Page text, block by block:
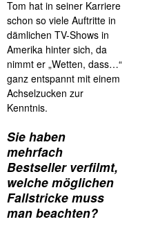
Tom hat in seiner Karriere
schon so viele Auftritte in
dämlichen TV-Shows in
Amerika hinter sich, da
nimmt er „Wetten, dass…“
ganz entspannt mit einem
Achselzucken zur
Kenntnis.
Sie haben
mehrfach
Bestseller verfilmt,
welche möglichen
Fallstricke muss
man beachten?